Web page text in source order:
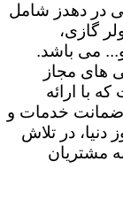
در دهدز شامل
گازی،
می باشد.
های مجاز
با ارائه
خدمات و
دنیا، در تلاش
مشتریان